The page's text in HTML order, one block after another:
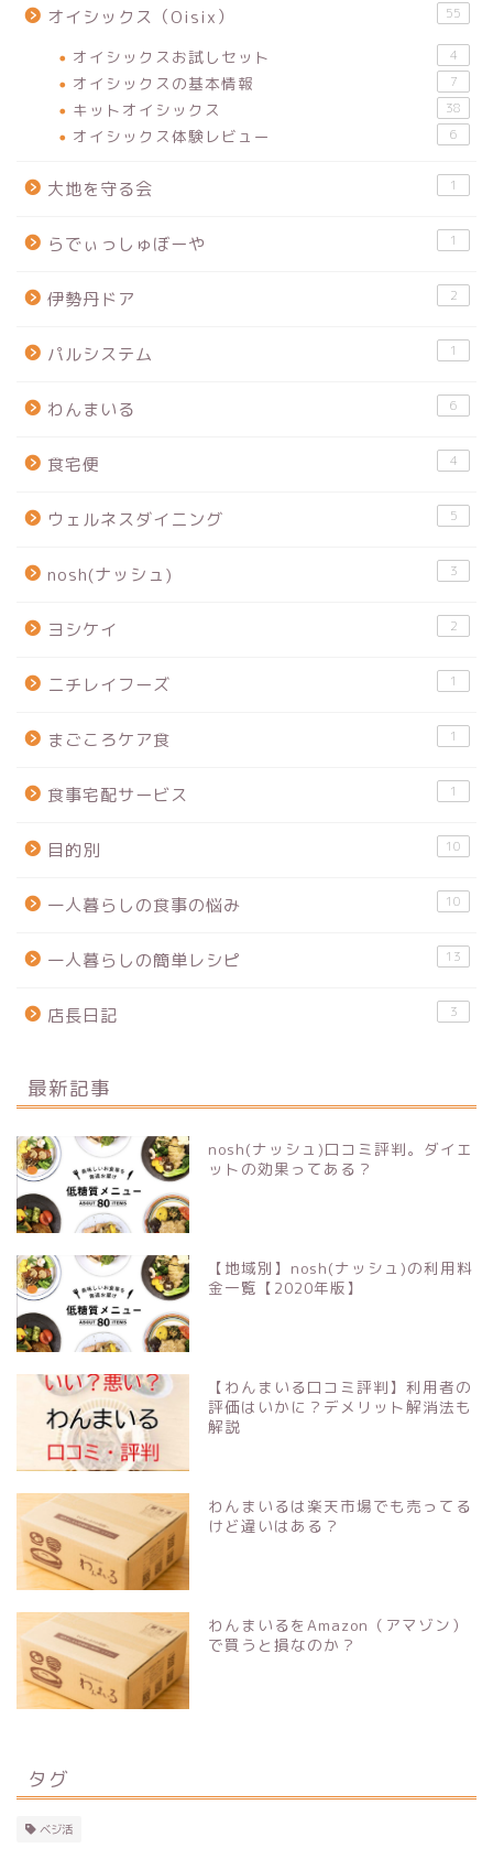
オイシックス（Oisix） 55
オイシックスお試しセット 4
オイシックスの基本情報 7
キットオイシックス 38
オイシックス体験レビュー 6
大地を守る会 1
らでぃっしゅぼーや 1
伊勢丹ドア 2
パルシステム 1
わんまいる 6
食宅便 4
ウェルネスダイニング 5
nosh(ナッシュ) 3
ヨシケイ 2
ニチレイフーズ 1
まごころケア食 1
食事宅配サービス 1
目的別 10
一人暮らしの食事の悩み 10
一人暮らしの簡単レシピ 13
店長日記 3
最新記事
nosh(ナッシュ)口コミ評判。ダイエ
ットの効果ってある？
【地域別】nosh(ナッシュ)の利用料
金一覧【2020年版】
【わんまいる口コミ評判】利用者の
評価はいかに？デメリット解消法も
解説
わんまいるは楽天市場でも売ってる
けど違いはある？
わんまいるをAmazon（アマゾン）
で買うと損なのか？
タグ
ベジ活